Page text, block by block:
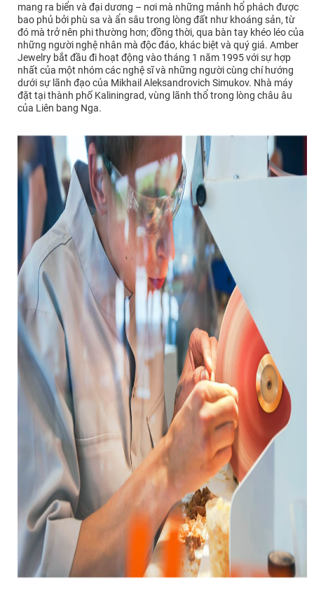
mang ra biển và đại dương – nơi mà những mảnh hổ phách được
bao phủ bởi phù sa và ẩn sâu trong lòng đất như khoáng sản, từ
đó mà trở nên phi thường hơn; đồng thời, qua bàn tay khéo léo của
những người nghệ nhân mà độc đáo, khác biệt và quý giá. Amber
Jewelry bắt đầu đi hoạt động vào tháng 1 năm 1995 với sự hợp
nhất của một nhóm các nghệ sĩ và những người cùng chí hướng
dưới sự lãnh đạo của Mikhail Aleksandrovich Simukov. Nhà máy
đặt tại thành phố Kaliningrad, vùng lãnh thổ trong lòng châu âu
của Liên bang Nga.